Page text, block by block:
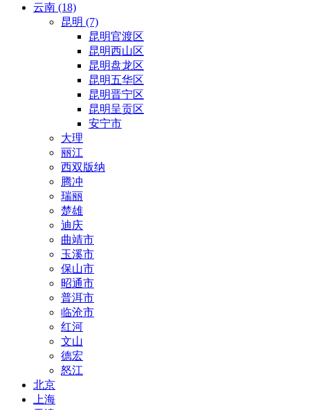
云南 (18)
昆明 (7)
昆明官渡区
昆明西山区
昆明盘龙区
昆明五华区
昆明晋宁区
昆明呈贡区
安宁市
大理
丽江
西双版纳
腾冲
瑞丽
楚雄
迪庆
曲靖市
玉溪市
保山市
昭通市
普洱市
临沧市
红河
文山
德宏
怒江
北京
上海